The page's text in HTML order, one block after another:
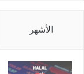
الأشهر